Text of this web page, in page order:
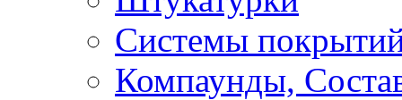
Системы
Компаунды,